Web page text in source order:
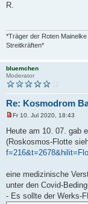
R.
*Träger der Roten
Streitkräften*
bluemchen
Moderator
Re: Kosmodrom
g
e
e
n
e
r
B
Fr 10. Jul 2020, 18:43
Heute am 10. 07. gab
(Roskosmos-Flotte
eine medizinische
unter den Covid-
- Es sollte der Werks-